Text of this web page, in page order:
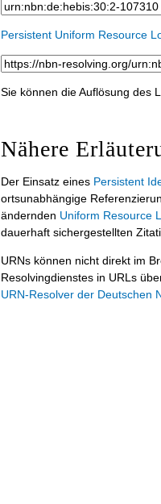
Persistent Uniform Resource
Sie können die Auflösung des
Nähere
Der Einsatz eines Persistent
ortsunabhängige
ändernden Uniform Resource
dauerhaft sichergestellten
URNs können nicht direkt im
Resolvingdienstes in URLs
URN-Resolver der Deutschen